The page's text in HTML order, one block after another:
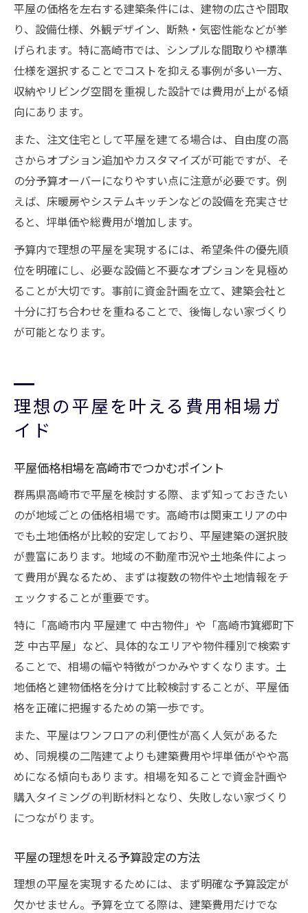
平屋の価格を左右する建築条件には、建物の広さや間取
り、設備仕様、外観デザイン、断熱・気密性能などが挙
げられます。特に高崎市では、シンプルな間取りや標準
仕様を選択することでコストを抑える事例が多い一方、
収納やリビング空間を重視した設計では費用が上がる傾
向にあります。
また、注文住宅として平屋を建てる場合は、自由度の高
さからオプション追加やカスタマイズが可能ですが、そ
の分予算オーバーになりやすい点に注意が必要です。例
えば、床暖房やシステムキッチンなどの設備を充実させ
ると、坪単価や総費用が増加します。
予算内で理想の平屋を実現するには、希望条件の優先順
位を明確にし、必要な設備と不要なオプションを見極め
ることが大切です。事前に資金計画を立て、建築会社と
十分に打ち合わせを重ねることで、後悔しない家づくり
が可能となります。
理想の平屋を叶える費用相場ガ
イド
平屋価格相場を高崎市でつかむポイント
群馬県高崎市で平屋を検討する際、まず知っておきたい
のが地域ごとの価格相場です。高崎市は関東エリアの中
でも土地価格が比較的安定しており、平屋建築の選択肢
が豊富にあります。地域の不動産市況や土地条件によっ
て費用が異なるため、まずは複数の物件や土地情報をチ
ェックすることが重要です。
特に「高崎市内 平屋建て 中古物件」や「高崎市箕郷町下
芝 中古平屋」など、具体的なエリアや物件種別で検索す
ることで、相場の幅や特徴がつかみやすくなります。土
地価格と建物価格を分けて比較検討することが、平屋価
格を正確に把握するための第一歩です。
また、平屋はワンフロアの利便性が高く人気があるた
め、同規模の二階建てよりも建築費用や坪単価がやや高
めになる傾向もあります。相場を知ることで資金計画や
購入タイミングの判断材料となり、失敗しない家づくり
につながります。
平屋の理想を叶える予算設定の方法
理想の平屋を実現するためには、まず明確な予算設定が
欠かせません。予算を立てる際は、建築費用だけでな